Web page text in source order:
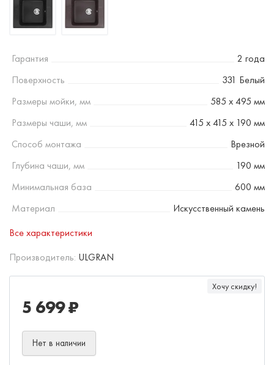
Гарантия
2 года
Поверхность
331 Белый
Размеры мойки, мм
585 х 495 мм
Размеры чаши, мм
415 х 415 х 190 мм
Способ монтажа
Врезной
Глубина чаши, мм
190 мм
Минимальная база
600 мм
Материал
Искусственный камень
Все характеристики
Производитель: ULGRAN
Хочу скидку!
5 699 ₽
Нет в наличии